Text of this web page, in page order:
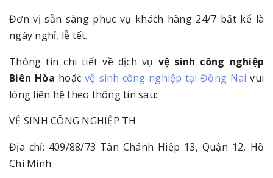
Đơn vị sẵn sàng phục vụ khách hàng 24/7 bất kể là
ngày nghỉ, lễ tết.
Thông tin chi tiết về dịch vụ vệ sinh công nghiệp
Biên Hòa hoặcvệ sinh công nghiệp tại Đồng Nai vui
lòng liên hệ theo thông tin sau:
VỆ SINH CÔNG NGHIỆP TH
Địa chỉ: 409/88/73 Tân Chánh Hiệp 13, Quận 12, Hồ
Chí Minh